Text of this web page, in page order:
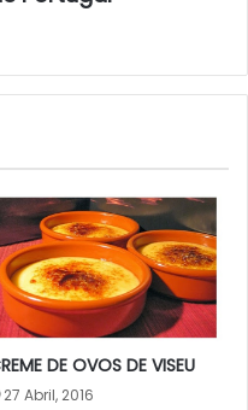
DE OVOS DE VISEU
27 Abril, 2016